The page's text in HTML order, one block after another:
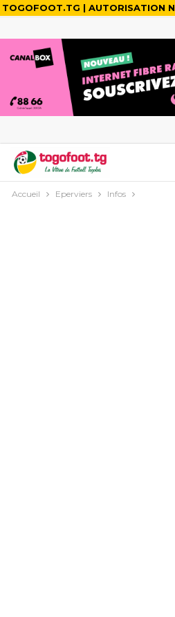
TOGOFOOT.TG | AUTORISATION
Accueil Eperviers Infos